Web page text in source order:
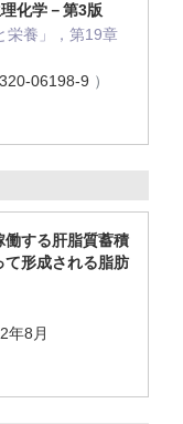
化学－第3版
栄養」，第19章
06198-9 ）
働する肝脂質蓄積
形成される脂肪
8月